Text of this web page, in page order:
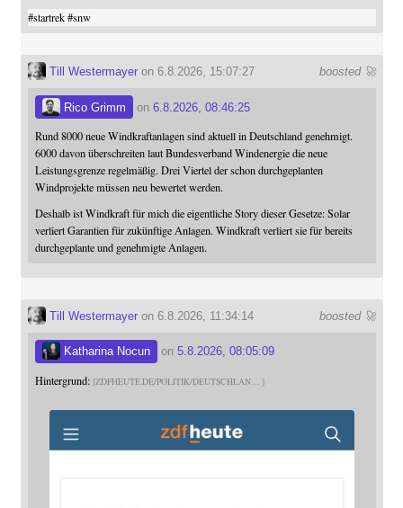
#startrek #snw
boosted 🚀
Till Westermayeron 6.8.2026, 15:07:27
Rico Grimm on 6.8.2026, 08:46:25
Rund 8000 neue Windkraftanlagen sind aktuell in Deutschland genehmigt.
6000 davon überschreiten laut Bundesverband Windenergie die neue
Leistungsgrenze regelmäßig. Drei Viertel der schon durchgeplanten
Windprojekte müssen neu bewertet werden.
Deshalb ist Windkraft für mich die eigentliche Story dieser Gesetze: Solar
verliert Garantien für zukünftige Anlagen. Windkraft verliert sie für bereits
durchgeplante und genehmigte Anlagen.
boosted 🚀
Till Westermayeron 6.8.2026, 11:34:14
Katharina Nocun on 5.8.2026, 08:05:09
Hintergrund: ZDFHEUTE.DE/POLITIK/DEUTSCHLAN